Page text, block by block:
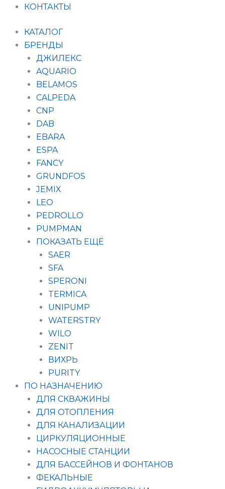
КОНТАКТЫ
КАТАЛОГ
БРЕНДЫ
ДЖИЛЕКС
AQUARIO
BELAMOS
CALPEDA
CNP
DAB
EBARA
ESPA
FANCY
GRUNDFOS
JEMIX
LEO
PEDROLLO
PUMPMAN
ПОКАЗАТЬ ЕЩЁ
SAER
SFA
SPERONI
TERMICA
UNIPUMP
WATERSTRY
WILO
ZENIT
ВИХРЬ
PURITY
ПО НАЗНАЧЕНИЮ
ДЛЯ СКВАЖИНЫ
ДЛЯ ОТОПЛЕНИЯ
ДЛЯ КАНАЛИЗАЦИИ
ЦИРКУЛЯЦИОННЫЕ
НАСОСНЫЕ СТАНЦИИ
ДЛЯ БАССЕЙНОВ И ФОНТАНОВ
ФЕКАЛЬНЫЕ